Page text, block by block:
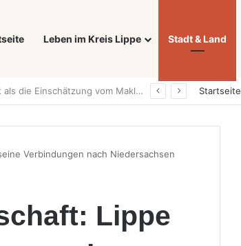
Leben im Kreis Lippe Stadt & Land
Was ein E-Auto wirklich noch wert ist: Warum sich Elektrofahrzeuge bei der Wertermittlung anders verhalten als Verbrenner Startseite
Verbindungen nach Niedersachsen
Lippe